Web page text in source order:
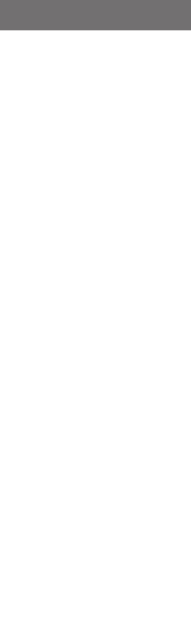
沪ICP备14031641号-1